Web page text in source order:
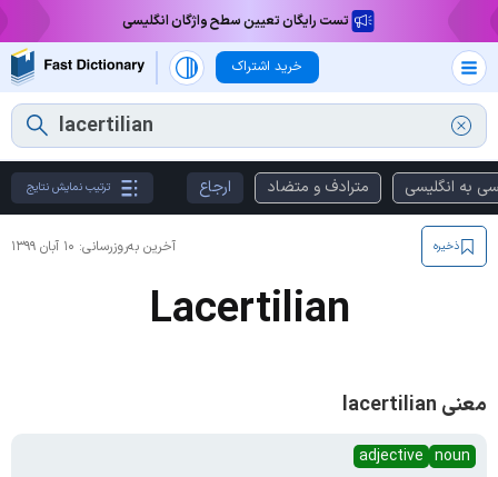
تست رایگان تعیین سطح واژگان انگلیسی
خرید اشتراک
به انگلیسی مترادف و متضاد ارجاع ترتیب نمایش نتایج
آخرین به‌روزرسانی: ۱۰ آبان ۱۳۹۹ ذخیره
Lacertilian
معنی lacertilian
noun
adjective